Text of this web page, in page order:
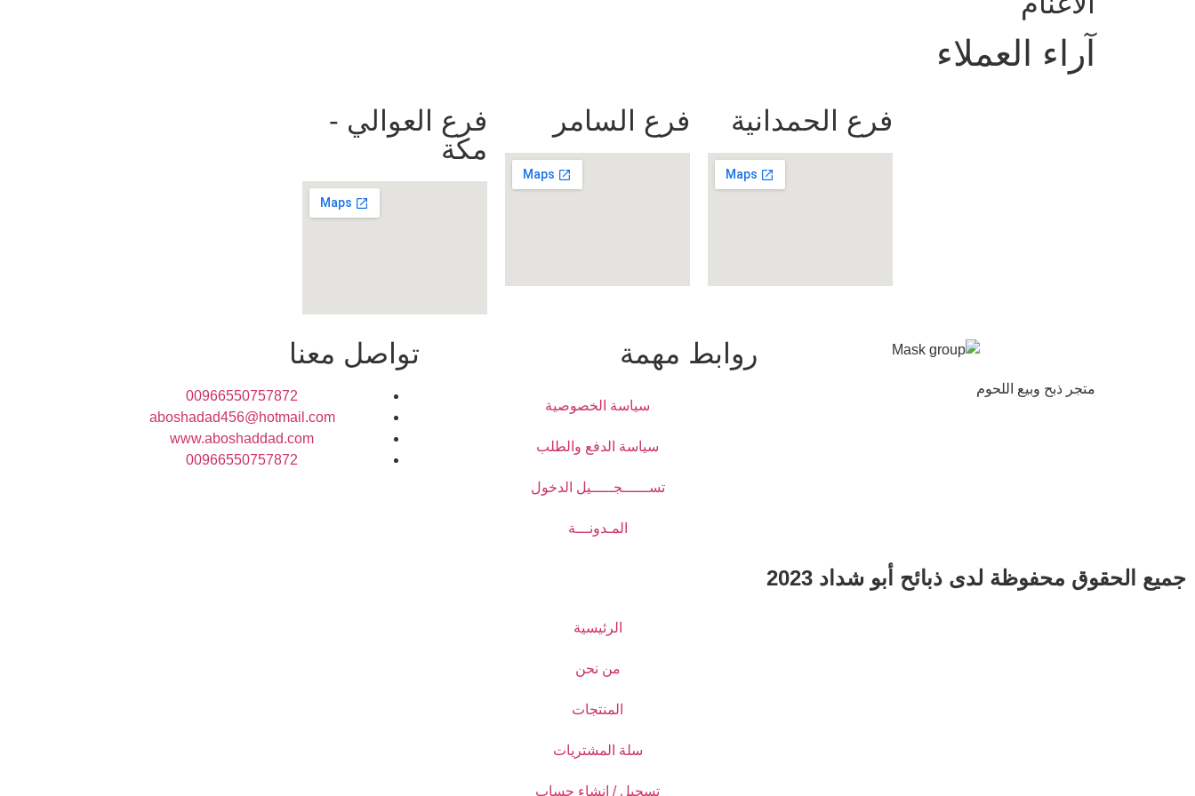
آراء العملاء
فرع الحمدانية فرع السامر
فرع العوالي -
مكة
متجر ذبح وبيع اللحوم
روابط مهمة
سياسة الخصوصية
سياسة الدفع والطلب
تســــــجـــــيل الدخول
المـدونـــة
تواصل معنا
00966550757872
aboshadad456@hotmail.com
www.aboshaddad.com
00966550757872
جميع الحقوق محفوظة لدى ذبائح أبو شداد 2023
الرئيسية
من نحن
المنتجات
سلة المشتريات
تسجيل / انشاء حساب